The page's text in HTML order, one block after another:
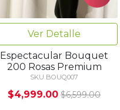
Ver Detalle
Espectacular Bouquet
200 Rosas Premium
SKU BOUQ007
$4,999.00 $6,599.00